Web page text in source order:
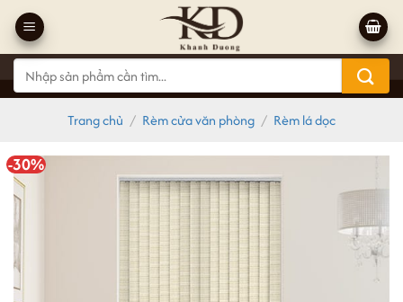
qua
nội
dung
Tìm
kiếm:
Trang chủ / Rèm cửa văn phòng / Rèm lá dọc
-30%